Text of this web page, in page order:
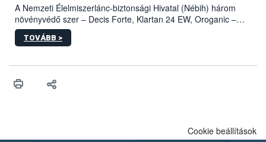
A Nemzeti Élelmiszerlánc-biztonsági Hivatal (Nébih) három
növényvédő szer – Decis Forte, Klartan 24 EW, Oroganic –
engedélyokiratát módosította, így azok a szüretet követően,
egészen a vesszőérettség (BBCH 91) stádiumáig
érésű szőlőkben is legyen lehetőség a károsító elleni további
felhasználók számára is elérhető és ökológiai termesztésben is
TOVÁBB >
Cookie beállítások